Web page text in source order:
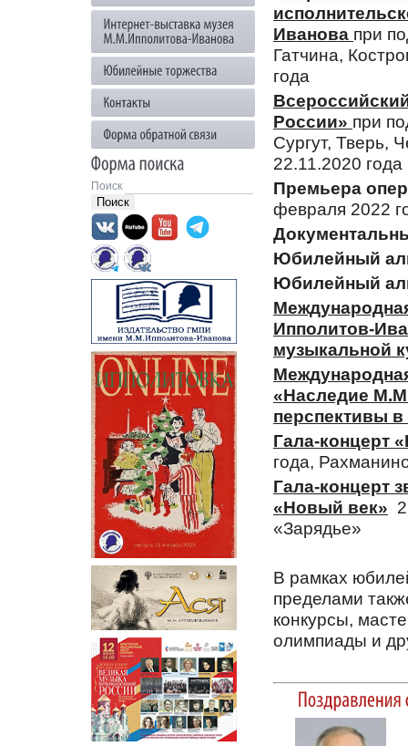
Поиск
Иванова при
Гатчина,
года
России» при
Сургут, Тверь,
22.11.2020 года
Премьера
февраля 2022
Юбилейный
Юбилейный
Ипполитов-
музыкальной
«Наследие
перспективы в
Гала-концерт
года,
Гала-концерт
«Новый век»
«Зарядье»
В рамках
пределами
конкурсы,
олимпиады и